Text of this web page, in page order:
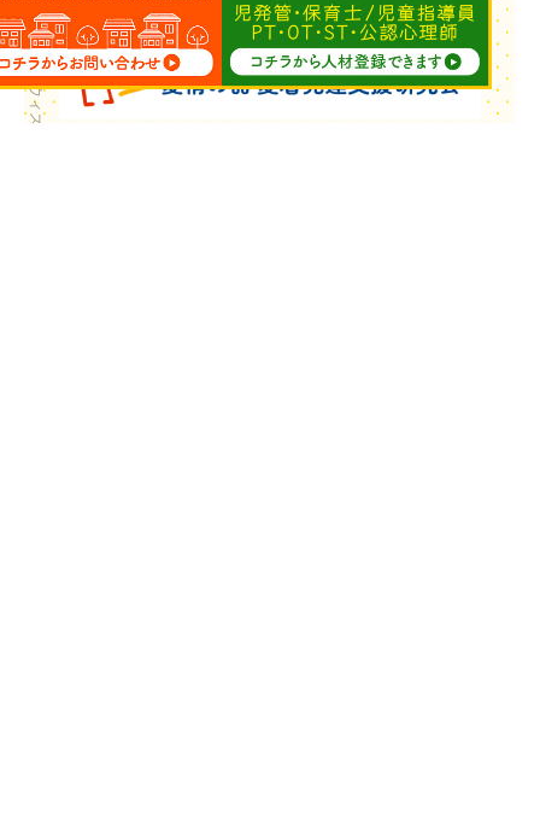
Copyright © ウィズ・ユー All Rights Reserved.